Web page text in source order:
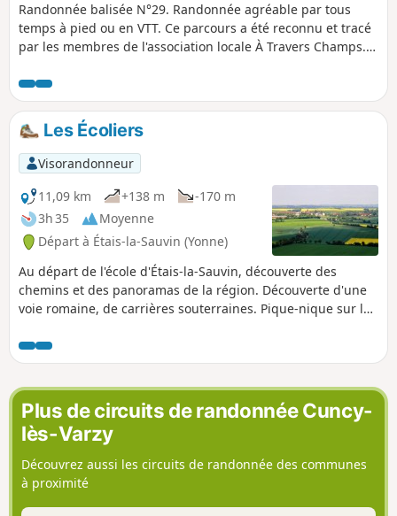
Randonnée balisée N°29. Randonnée agréable par tous
temps à pied ou en VTT. Ce parcours a été reconnu et tracé
par les membres de l'association locale À Travers Champs. Il
Noires et fléchage Jaune sur fond Rouge.
Les Écoliers
Visorandonneur
11,09 km
+138 m
-170 m
3h 35
Moyenne
Départ à Étais-la-Sauvin (Yonne)
Au départ de l'école d'Étais-la-Sauvin, découverte des
chemins et des panoramas de la région. Découverte d'une
voie romaine, de carrières souterraines. Pique-nique sur les
d'arbres. Cette randonnée a été réalisée sans difficulté par
des groupes d'enfants allant de 8 à 11 ans.
Plus de circuits de randonnée Cuncy-
lès-Varzy
Découvrez aussi les circuits de randonnée des communes
à proximité